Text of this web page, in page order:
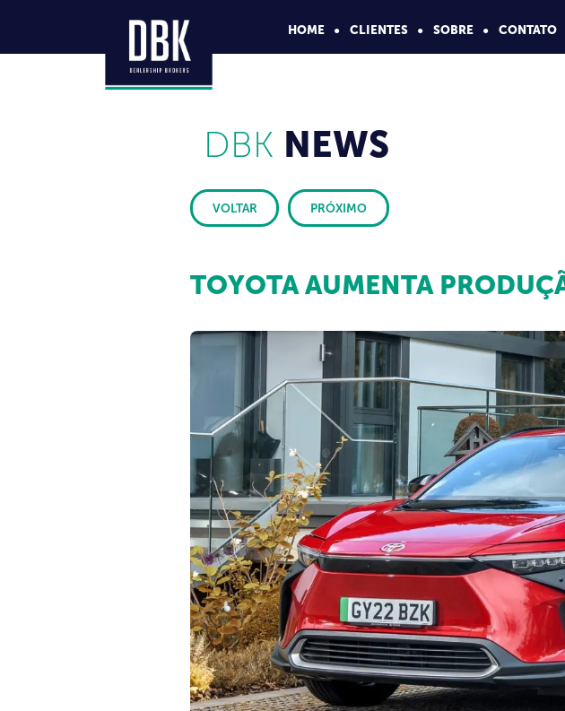
HOME CLIENTES SOBRE CONTATO
DBK NEWS
VOLTAR PRÓXIMO
TOYOTA AUMENTA